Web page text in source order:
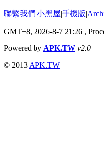
聯繫我們|小黑屋|手機版|
GMT+8, 2026-8-7 21:26 ,
Powered by APK.TW v2.0
© 2013 APK.TW